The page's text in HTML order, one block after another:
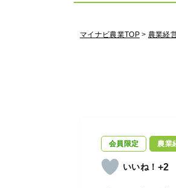
マイナビ農業TOP> 農業経
会員限定 農業
+2